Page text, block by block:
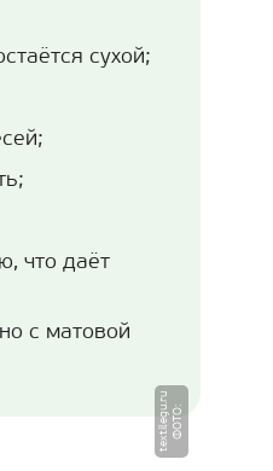
сухой;
что даёт
с матовой
Ф
О
Т
О
:
t
e
x
ti
l
e
g
u.
r
u